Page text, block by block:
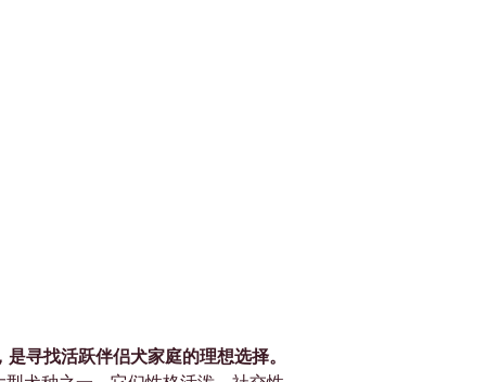
寻找活跃伴侣犬家庭的理想选择。